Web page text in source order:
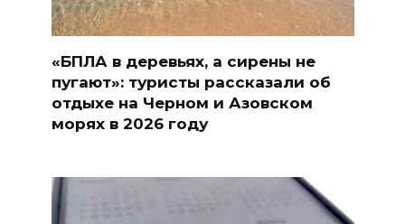
«БПЛА в деревьях, а сирены не
пугают»: туристы рассказали об
отдыхе на Черном и Азовском
морях в 2026 году